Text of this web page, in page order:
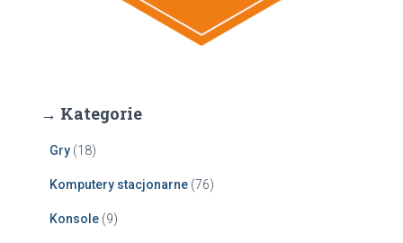
→ Kategorie
Gry (18)
Komputery stacjonarne (76)
Konsole (9)